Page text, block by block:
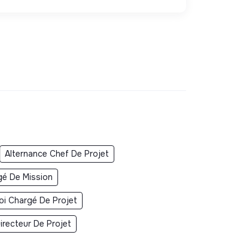
Alternance Chef De Projet
De Mission
Chargé De Projet
De Projet